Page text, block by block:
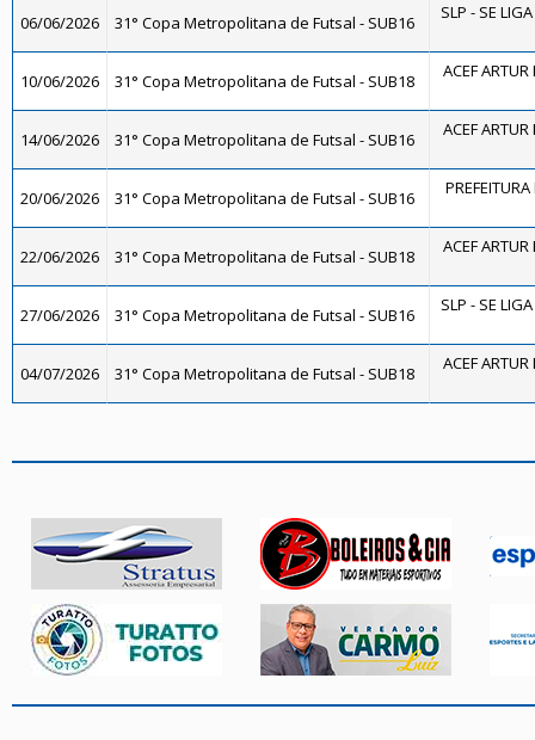
06/06/2026 31° Copa Metropolitana de Futsal - SUB16 SLP - SE
10/06/2026 31° Copa Metropolitana de Futsal - SUB18 ACEF
14/06/2026 31° Copa Metropolitana de Futsal - SUB16 ACEF
20/06/2026 31° Copa Metropolitana de Futsal - SUB16
22/06/2026 31° Copa Metropolitana de Futsal - SUB18 ACEF
27/06/2026 31° Copa Metropolitana de Futsal - SUB16 SLP - SE
04/07/2026 31° Copa Metropolitana de Futsal - SUB18 ACEF